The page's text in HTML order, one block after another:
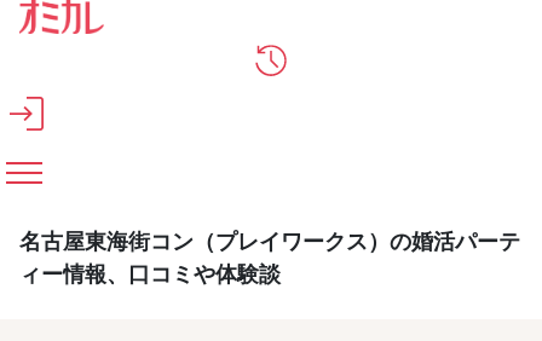
メインコンテンツへスキップ
名古屋東海街コン（プレイワークス）の婚活パーテ
ィー情報、口コミや体験談